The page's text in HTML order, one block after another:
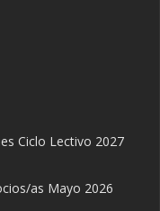
Ciclo Lectivo 2027
as Mayo 2026